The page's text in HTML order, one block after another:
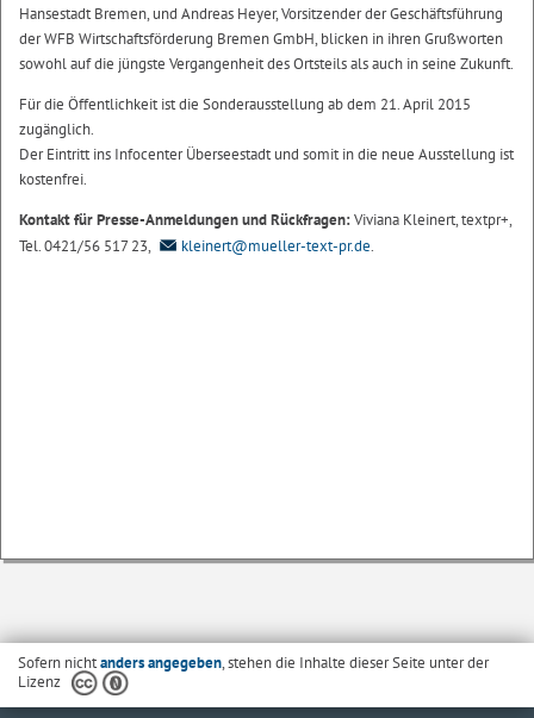
Hansestadt Bremen, und Andreas Heyer, Vorsitzender der Geschäftsführung
der WFB Wirtschaftsförderung Bremen GmbH, blicken in ihren Grußworten
sowohl auf die jüngste Vergangenheit des Ortsteils als auch in seine Zukunft.
Für die Öffentlichkeit ist die Sonderausstellung ab dem 21. April 2015
zugänglich.
Der Eintritt ins Infocenter Überseestadt und somit in die neue Ausstellung ist
kostenfrei.
Kontakt für Presse-Anmeldungen und Rückfragen:Viviana Kleinert, textpr+,
Tel. 0421/56 517 23,
kleinert@mueller-text-pr.de.
Sofern nichtanders angegeben, stehen die Inhalte dieser Seite unter der
Lizenz